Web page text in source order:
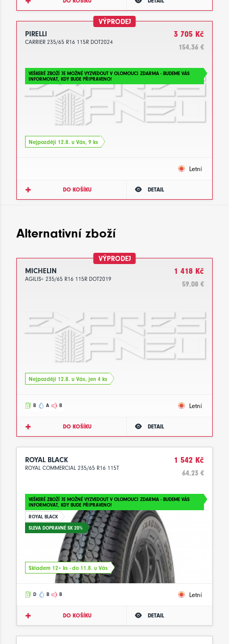
VÝPRODEJ
PIRELLI
CARRIER 235/65 R16 115R DOT2024
3 705 Kč
154.36 €
VEŠKERÉ ZBOŽÍ JE MOŽNÉ VYZVEDOUT V OLOMOUCI ZDARMA - BUDEME VÁS
INFORMOVAT, KDY BUDE PŘIPRAVENO!
Nejpozději 12.8. u Vás, 9 ks
Letní
DO KOŠÍKU DETAIL
Alternativní zboží
VÝPRODEJ
MICHELIN
AGILIS+ 235/65 R16 115R DOT2019
1 418 Kč
59.08 €
Nejpozději 12.8. u Vás, jen 4 ks
B A B Letní
DO KOŠÍKU DETAIL
ROYAL BLACK
ROYAL COMMERCIAL 235/65 R16 115T
1 542 Kč
64.23 €
VEŠKERÉ ZBOŽÍ JE MOŽNÉ VYZVEDOUT V OLOMOUCI ZDARMA - BUDEME VÁS
INFORMOVAT, KDY BUDE PŘIPRAVENO!
ROYAL BLACK
SLEVA DOPRAVNÉ SK 20%
Skladem 12+ ks - do 11.8. u Vás
D B B Letní
DO KOŠÍKU DETAIL